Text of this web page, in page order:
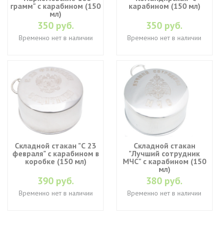
грамм" с карабином (150
мл)
350 руб.
Временно нет в наличии
карабином (150 мл)
350 руб.
Временно нет в наличии
Складной стакан "С 23
февраля" с карабином в
коробке (150 мл)
390 руб.
Временно нет в наличии
Складной стакан
"Лучший сотрудник
МЧС" с карабином (150
мл)
380 руб.
Временно нет в наличии